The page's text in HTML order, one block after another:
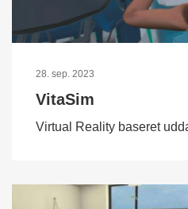
28. sep. 2023
VitaSim
Virtual Reality baseret